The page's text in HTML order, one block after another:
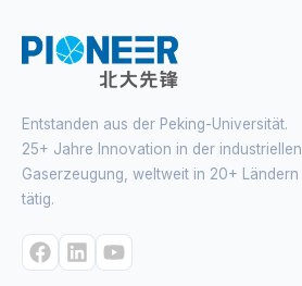
Entstanden aus der Peking-Universität.
25+ Jahre Innovation in der industriellen
Gaserzeugung, weltweit in 20+ Ländern
tätig.